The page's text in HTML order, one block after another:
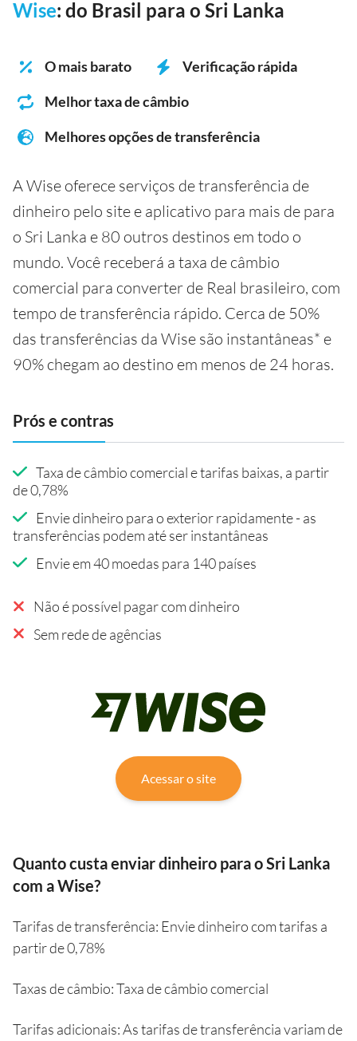
Wise: do Brasil para o Sri Lanka
O mais barato
Verificação rápida
Melhor taxa de câmbio
Melhores opções de transferência
A Wise oferece serviços de transferência de
dinheiro pelo site e aplicativo para mais de para
o Sri Lanka e 80 outros destinos em todo o
mundo. Você receberá a taxa de câmbio
comercial para converter de Real brasileiro, com
tempo de transferência rápido. Cerca de 50%
das transferências da Wise são instantâneas* e
90% chegam ao destino em menos de 24 horas.
Prós e contras
Taxa de câmbio comercial e tarifas baixas, a partir
de 0,78%
Envie dinheiro para o exterior rapidamente - as
transferências podem até ser instantâneas
Envie em 40 moedas para 140 países
Não é possível pagar com dinheiro
Sem rede de agências
Acessar o site
Quanto custa enviar dinheiro para o Sri Lanka
com a Wise?
Tarifas de transferência: Envie dinheiro com tarifas a
partir de 0,78%
Taxas de câmbio:Taxa de câmbio comercial
Tarifas adicionais:As tarifas de transferência variam de